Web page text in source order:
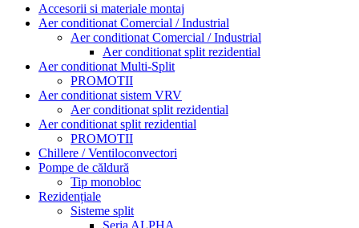
Accesorii si materiale montaj
Aer conditionat Comercial / Industrial
Aer conditionat Comercial / Industrial
Aer conditionat split rezidential
Aer conditionat Multi-Split
PROMOTII
Aer conditionat sistem VRV
Aer conditionat split rezidential
Aer conditionat split rezidential
PROMOTII
Chillere / Ventiloconvectori
Pompe de căldură
Tip monobloc
Rezidențiale
Sisteme split
Seria ALPHA